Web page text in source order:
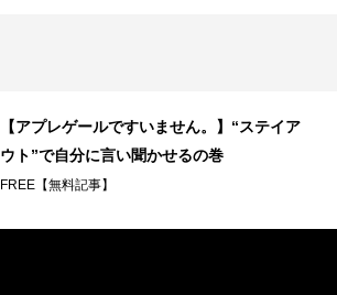
【アプレゲールですいません。】“ステイア
ウト”で自分に言い聞かせるの巻
FREE【無料記事】